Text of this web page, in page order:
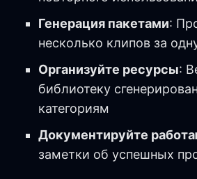
Генерация пакетами:
несколько клипов за
Организуйте ресурсы:
библиотеку
категориям
Документируйте
заметки об успешных